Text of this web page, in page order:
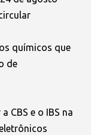
químicos que
de
CBS e o IBS na